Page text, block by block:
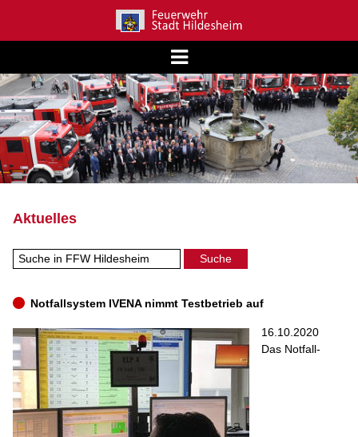
Aktuelles
Notfallsystem IVENA nimmt Testbetrieb auf
16.10.2020
Das Notfall-